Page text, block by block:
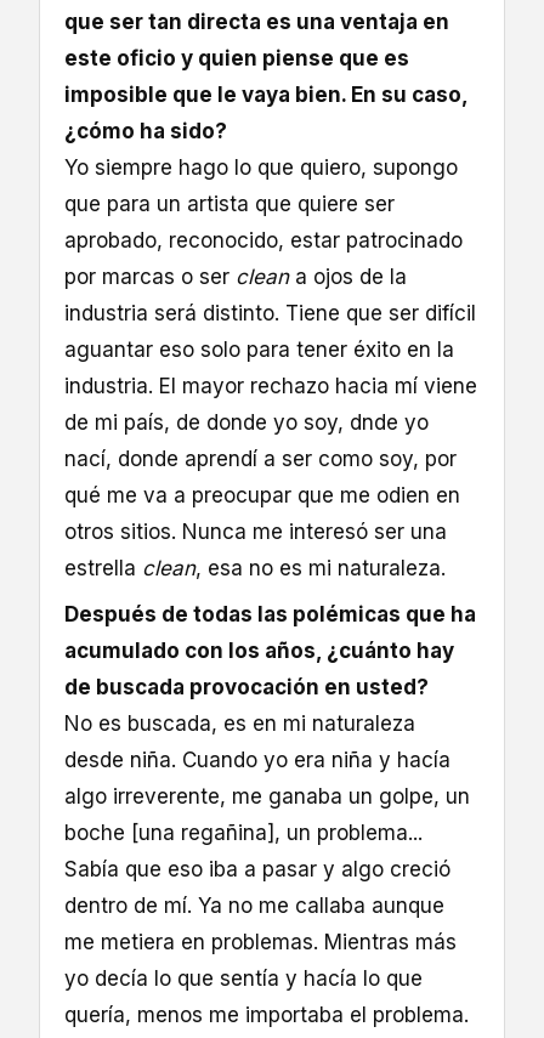
que ser tan directa es una ventaja en
este oficio y quien piense que es
imposible que le vaya bien. En su caso,
¿cómo ha sido?
Yo siempre hago lo que quiero, supongo
que para un artista que quiere ser
aprobado, reconocido, estar patrocinado
por marcas o ser clean a ojos de la
industria será distinto. Tiene que ser difícil
aguantar eso solo para tener éxito en la
industria. El mayor rechazo hacia mí viene
de mi país, de donde yo soy, dnde yo
nací, donde aprendí a ser como soy, por
qué me va a preocupar que me odien en
otros sitios. Nunca me interesó ser una
estrella clean, esa no es mi naturaleza.
Después de todas las polémicas que ha
acumulado con los años, ¿cuánto hay
de buscada provocación en usted?
No es buscada, es en mi naturaleza
desde niña. Cuando yo era niña y hacía
algo irreverente, me ganaba un golpe, un
boche [una regañina], un problema...
Sabía que eso iba a pasar y algo creció
dentro de mí. Ya no me callaba aunque
me metiera en problemas. Mientras más
yo decía lo que sentía y hacía lo que
quería, menos me importaba el problema.